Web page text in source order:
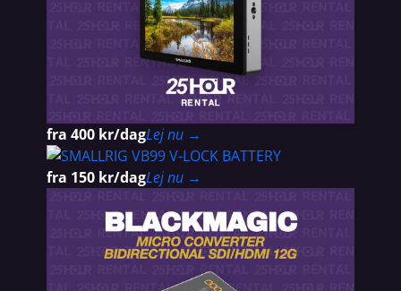
fra 400 kr/dagLej nu →
fra 150 kr/dagLej nu →